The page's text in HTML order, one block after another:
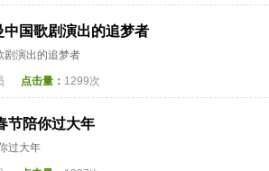
国歌剧演出的追梦者
剧演出的追梦者
点击量： 1299次
节陪你过大年
过大年